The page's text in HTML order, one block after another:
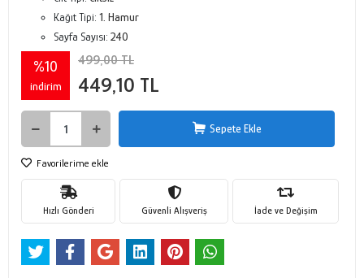
Kağıt Tipi: 1. Hamur
Sayfa Sayısı: 240
%10
indirim
499,00 TL
449,10 TL
Sepete Ekle
Favorilerime ekle
Hızlı Gönderi Güvenli Alışveriş İade ve Değişim